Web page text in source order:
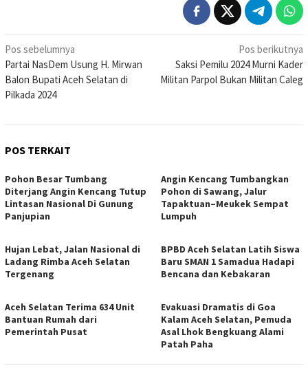
Navigasi
pos
Pos sebelumnya
Partai NasDem Usung H. Mirwan
Balon Bupati Aceh Selatan di
Pilkada 2024
Pos berikutnya
Saksi Pemilu 2024 Murni Kader
Militan Parpol Bukan Militan Caleg
POS TERKAIT
Pohon Besar Tumbang
Diterjang Angin Kencang Tutup
Lintasan Nasional Di Gunung
Panjupian
Angin Kencang Tumbangkan
Pohon di Sawang, Jalur
Tapaktuan–Meukek Sempat
Lumpuh
Hujan Lebat, Jalan Nasional di
Ladang Rimba Aceh Selatan
Tergenang
BPBD Aceh Selatan Latih Siswa
Baru SMAN 1 Samadua Hadapi
Bencana dan Kebakaran
Aceh Selatan Terima 634 Unit
Bantuan Rumah dari
Pemerintah Pusat
Evakuasi Dramatis di Goa
Kalam Aceh Selatan, Pemuda
Asal Lhok Bengkuang Alami
Patah Paha